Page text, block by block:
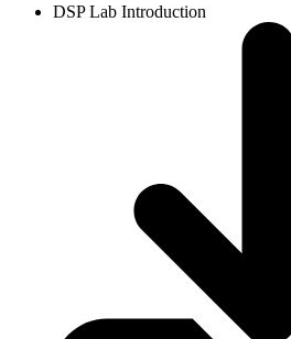
DSP Lab Introduction